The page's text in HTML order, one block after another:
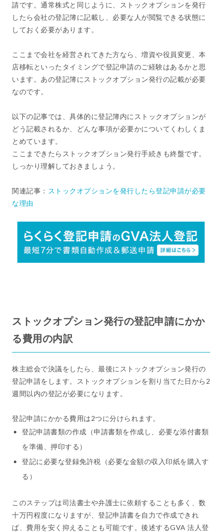
請です。通常株式と同じように、ストックオプションを発行
したら会社の登記簿に記載し、必要な人が閲覧できる状態に
しておく必要があります。
ここまで会社を経営されてきた方なら、増資や役員変更、本
店移転といったタイミングで登記申請のご経験はあるかと思
います。あの登記簿にストックオプション発行の記載が必要
なのです。
以下の記事では、具体的に登記簿内にストックオプションが
どう記載されるか、どんな事項が必要かについてくわしくま
とめています。
ここまできたらストックオプション発行手続きも終盤です。
しっかり理解しておきましょう。
関連記事： ストックオプションを発行したら登記申請が必要
な理由
ストックオプション発行の登記申請にかか
る費用の内訳
株主総会で決議をしたら、最後にストックオプション発行の
登記申請をします。ストックオプションを割り当てた日から2
週間以内の登記が必要になります。
登記申請にかかる費用は2つに分けられます。
登記申請書類の作成（申請書類を作成し、必要な添付書類
を準備、押印する）
登記に必要な登録免許税（必要な金額の収入印紙を購入す
る）
このステップは司法書士や弁護士に依頼することも多く、数
十万円程度になりますが、登記申請書を自力で作成できれ
ば、費用を安く抑えることも可能です。後述するGVA 法人登